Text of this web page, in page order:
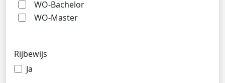
WO-Bachelor
WO-Master
Rijbewijs
Ja